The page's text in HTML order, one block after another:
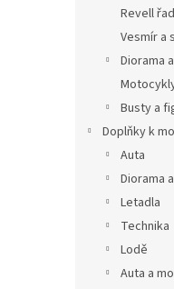
Revell
Vesmír a
Diorama
Busty a
Doplňky k
Auta
Diorama
Letadla
Technika
Lodě
Auta a